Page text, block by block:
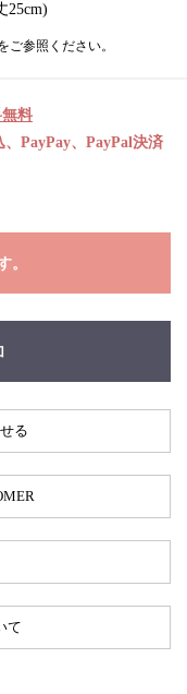
25cm)
ご参照ください。
料
PayPay、PayPal決済
。
る
て